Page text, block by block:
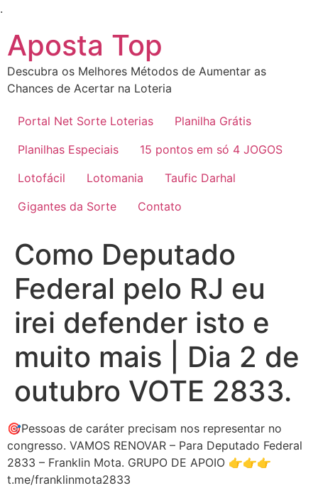
.
conteúdo
Aposta Top
Descubra os Melhores Métodos de Aumentar as
Chances de Acertar na Loteria
Portal Net Sorte Loterias
Planilha Grátis
Planilhas Especiais
15 pontos em só 4 JOGOS
Lotofácil
Lotomania
Taufic Darhal
Gigantes da Sorte
Contato
Como Deputado
Federal pelo RJ eu
irei defender isto e
muito mais | Dia 2 de
outubro VOTE 2833.
🎯Pessoas de caráter precisam nos representar no
congresso. VAMOS RENOVAR – Para Deputado Federal
2833 – Franklin Mota. GRUPO DE APOIO 👉👉👉
t.me/franklinmota2833